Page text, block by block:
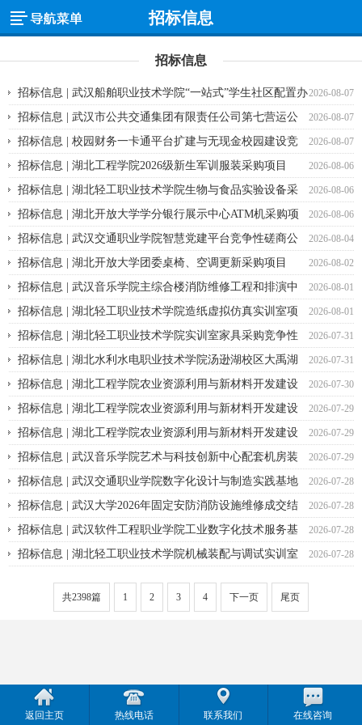
招标信息
招标信息
2026-08-07
招标信息 | 武汉船舶职业技术学院“一站式”学生社区配置办
公设备（二次）终止公告
2026-08-07
招标信息 | 武汉市公共交通集团有限责任公司第七营运公
司公交集团七公司食堂物资配送（三次）竞争性谈判采购公告2026-08-07
招标信息 | 校园财务一卡通平台扩建与无现金校园建设竞
争性磋商公告
2026-08-06
招标信息 | 湖北工程学院2026级新生军训服装采购项目
（二次）成交结果公告
2026-08-06
招标信息 | 湖北轻工职业技术学院生物与食品实验设备采
购项目竞争性磋商公告
2026-08-06
招标信息 | 湖北开放大学学分银行展示中心ATM机采购项
目 竞争性谈判采购公告
2026-08-04
招标信息 | 武汉交通职业学院智慧党建平台竞争性磋商公
告
2026-08-02
招标信息 | 湖北开放大学团委桌椅、空调更新采购项目
（三次）竞争性谈判采购公告
2026-08-01
招标信息 | 武汉音乐学院主综合楼消防维修工程和排演中
心维修工程消防设计技术咨询服务竞争性磋商公告
2026-08-01
招标信息 | 湖北轻工职业技术学院造纸虚拟仿真实训室项
目建设竞争性磋商公告
2026-07-31
招标信息 | 湖北轻工职业技术学院实训室家具采购竞争性
谈判采购公告
2026-07-31
招标信息 | 湖北水利水电职业技术学院汤逊湖校区大禹湖
西南两侧湖堤护坡加固项目 成交结果公告
2026-07-30
招标信息 | 湖北工程学院农业资源利用与新材料开发建设
平台重大科研设备购置项目（事件相关电位系统、无线便携式近红外
脑功能成像系统）公开招标公告
2026-07-29
招标信息 | 湖北工程学院农业资源利用与新材料开发建设
平台重大科研设备购置项目（生物质转化利用分析系统）公开招标公
告
2026-07-29
招标信息 | 湖北工程学院农业资源利用与新材料开发建设
平台重大科研设备购置项目(人工智能纸卫品测试系统)公开招标公告
2026-07-29
招标信息 | 武汉音乐学院艺术与科技创新中心配套机房装
饰工程采购项目第二次竞争性磋商公告
2026-07-28
招标信息 | 武汉交通职业学院数字化设计与制造实践基地
竞争性磋商公告
2026-07-28
招标信息 | 武汉大学2026年固定安防消防设施维修成交结
果公告
2026-07-28
招标信息 | 武汉软件工程职业学院工业数字化技术服务基
地建设竞争性磋商公告
2026-07-28
招标信息 | 湖北轻工职业技术学院机械装配与调试实训室
共2398篇 1 2 3 4 下一页 尾页
返回主页 热线电话 联系我们 在线咨询